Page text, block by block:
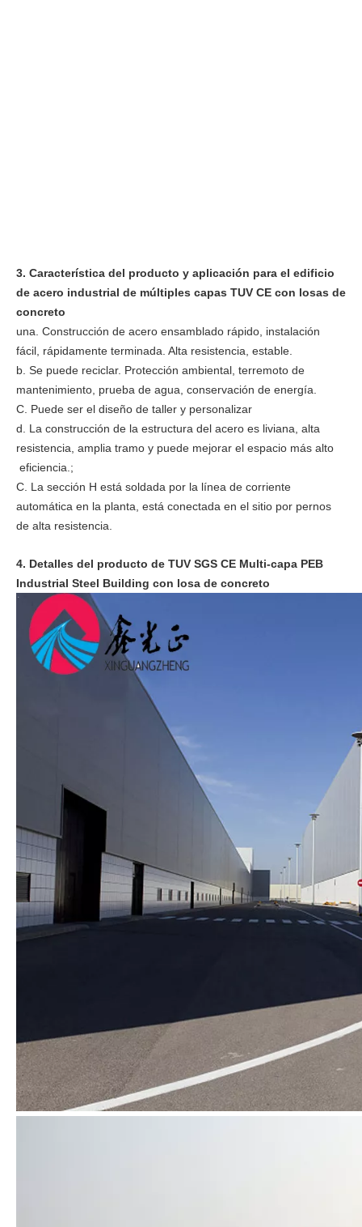
3. Característica del producto y aplicación para el edificio
de acero industrial de múltiples capas TUV CE con losas de
concreto
una. Construcción de acero ensamblado rápido, instalación
fácil, rápidamente terminada. Alta resistencia, estable.
b. Se puede reciclar. Protección ambiental, terremoto de
mantenimiento, prueba de agua, conservación de energía.
C. Puede ser el diseño de taller y personalizar
d. La construcción de la estructura del acero es liviana, alta
resistencia, amplia tramo y puede mejorar el espacio más alto
eficiencia.;
C. La sección H está soldada por la línea de corriente
automática en la planta, está conectada en el sitio por pernos
de alta resistencia.
4. Detalles del producto de TUV SGS CE Multi-capa PEB
Industrial Steel Building con losa de concreto